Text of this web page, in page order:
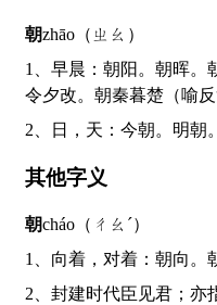
朝zhāo（ㄓㄠ）
1、早晨：朝阳。朝晖。朝暮。朝霞。朝气。朝思暮想。朝
令夕改。朝秦暮楚（喻反
2、日，天：今朝。明朝。
其他字义
朝cháo（ㄔㄠˊ）
1、向着，对着：朝向
2、封建时代臣见君；亦指宗教徒的参拜：朝见。朝拜。朝